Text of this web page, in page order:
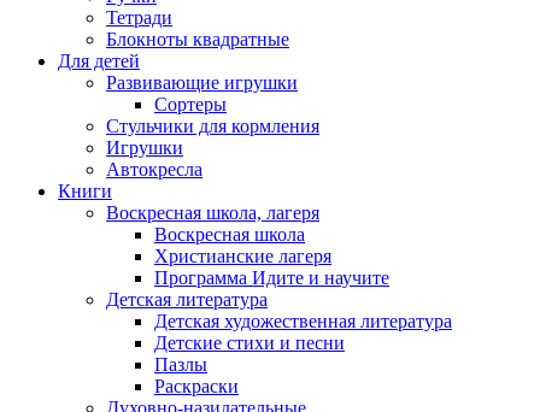
Тетради
Блокноты квадратные
Для детей
Развивающие игрушки
Сортеры
Стульчики для кормления
Игрушки
Автокресла
Книги
Воскресная школа, лагеря
Воскресная школа
Христианские лагеря
Программа Идите и научите
Детская литература
Детская художественная литература
Детские стихи и песни
Пазлы
Раскраски